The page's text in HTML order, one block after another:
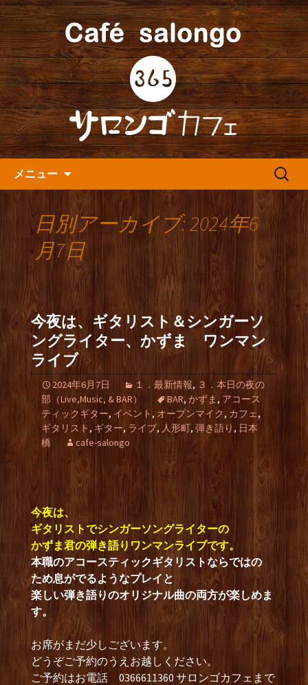
人形町の『365(サロンゴ)カフ
ェ』よりお知らせ
人形町の音楽カフェ『365カフェ』より
最新情報をお届けします。
メニュー
検
日別アーカイブ: 2024年6
月7日
今夜は、ギタリスト＆シンガーソ
ングライター、かずま ワンマン
ライブ
2024年6月7日 １．最新情報, ３．本日の夜の
部（Live,Music, & BAR）
BAR, かずま ,アコース
ティックギター, イベント , オープンマイク, カフェ,
ギタリスト , ギター, ライブ, 人形町, 弾き語り , 日本
橋
cafe-salongo
今夜は、
ギタリストでシンガーソングライターの
かずま君の弾き語りワンマンライブです。
本職のアコースティックギタリストならではの
ため息がでるようなプレイと
楽しい弾き語りのオリジナル曲の両方が楽しめま
す。
お席がまだ少しございます。
どうぞご予約のうえお越しください。
ご予約はお電話 0366611360 サロンゴカフェまで